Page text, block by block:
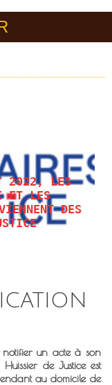
2022, LES
ET LES
DES
un acte à son
de Justice est
au domicile de